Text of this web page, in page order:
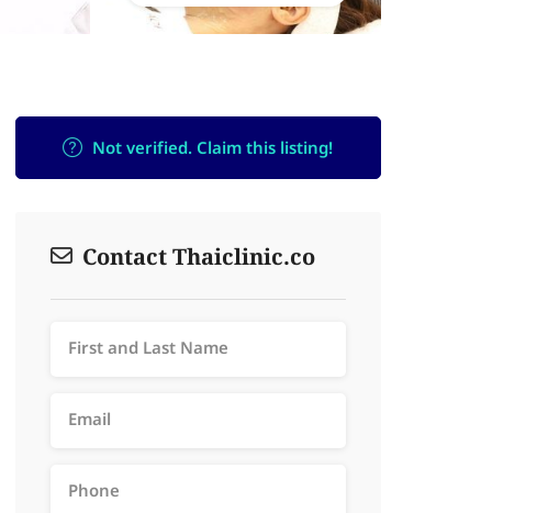
Not verified. Claim this listing!
Contact Thaiclinic.co